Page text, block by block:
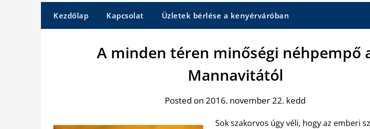
Kezdőlap Kapcsolat Üzletek bérlése a kenyérváróban
A minden téren minőségi néhpempő
Mannavitától
Posted on 2016. november 22. kedd
Sok szakorvos úgy véli, hogy az emberi